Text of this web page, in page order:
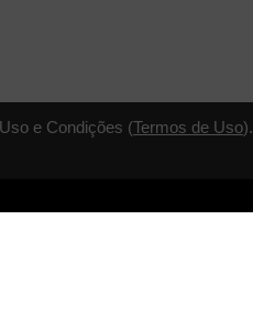
e Condições (Termos de Uso).